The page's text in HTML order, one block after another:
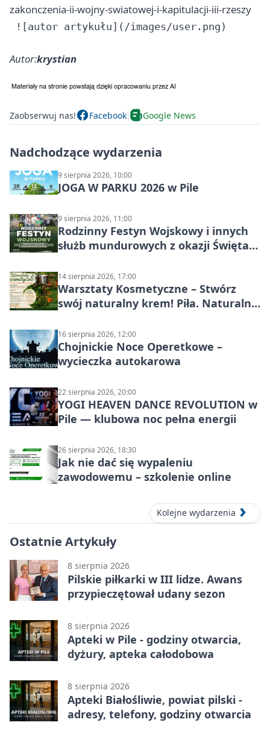
zakonczenia-ii-wojny-swiatowej-i-kapitulacji-iii-rzeszy
Autor:krystian
Zaobserwuj nas! Facebook Google News
Nadchodzące wydarzenia
9 sierpnia 2026, 10:00
JOGA W PARKU 2026 w Pile
9 sierpnia 2026, 11:00
Rodzinny Festyn Wojskowy i innych
służb mundurowych z okazji Święta
14 sierpnia 2026, 17:00
Warsztaty Kosmetyczne – Stwórz
swój naturalny krem! Piła. Naturalna
16 sierpnia 2026, 12:00
Chojnickie Noce Operetkowe –
wycieczka autokarowa
22 sierpnia 2026, 20:00
YOGI HEAVEN DANCE REVOLUTION w
Pile — klubowa noc pełna energii
26 sierpnia 2026, 18:30
Jak nie dać się wypaleniu
zawodowemu – szkolenie online
Kolejne wydarzenia
Ostatnie Artykuły
8 sierpnia 2026
Pilskie piłkarki w III lidze. Awans
przypieczętował udany sezon
8 sierpnia 2026
Apteki w Pile - godziny otwarcia,
dyżury, apteka całodobowa
8 sierpnia 2026
Apteki Białośliwie, powiat pilski -
adresy, telefony, godziny otwarcia